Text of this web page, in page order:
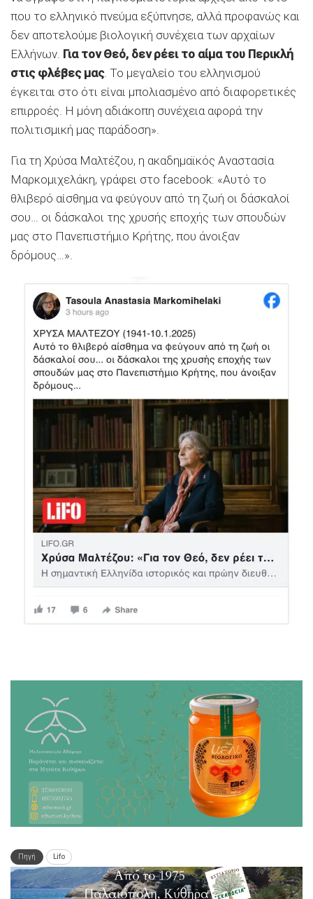
που το ελληνικό πνεύμα εξύπνησε, αλλά προφανώς και
δεν αποτελούμε βιολογική συνέχεια των αρχαίων
Ελλήνων. Για τον Θεό, δεν ρέει το αίμα του Περικλή
στις φλέβες μας. Το μεγαλείο του ελληνισμού
έγκειται στο ότι είναι μπολιασμένο από διαφορετικές
επιρροές. Η μόνη αδιάκοπη συνέχεια αφορά την
πολιτισμική μας παράδοση».
Για τη Χρύσα Μαλτέζου, η ακαδημαϊκός Αναστασία
Μαρκομιχελάκη, γράφει στο facebook: «Αυτό το
θλιβερό αίσθημα να φεύγουν από τη ζωή οι δάσκαλοί
σου… οι δάσκαλοι της χρυσής εποχής των σπουδών
μας στο Πανεπιστήμιο Κρήτης, που άνοιξαν
δρόμους…».
Πηγή Lifo